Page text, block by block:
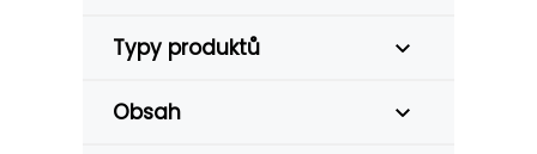
Typy produktů
Obsah